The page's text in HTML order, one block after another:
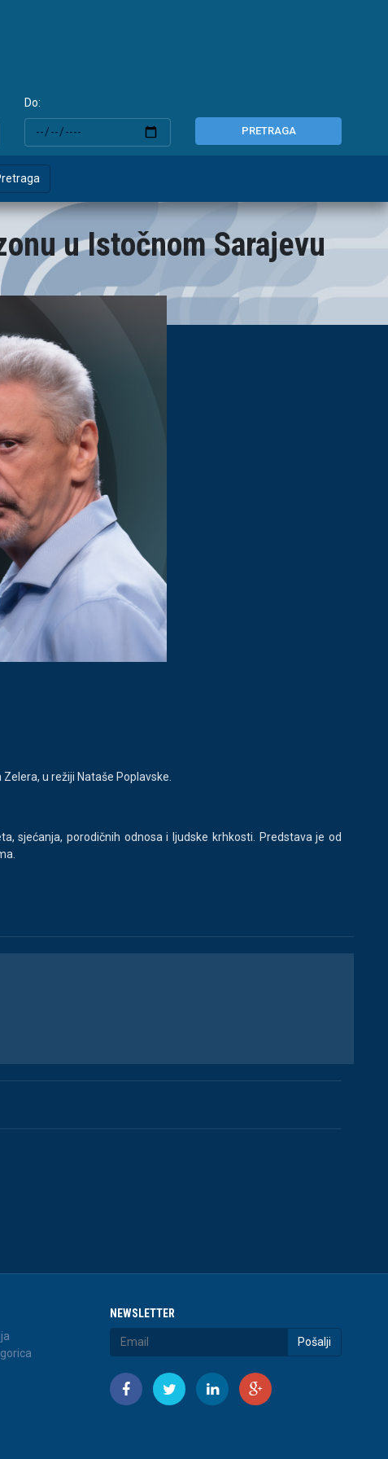
Do:
PRETRAGA
u Istočnom Sarajevu
u režiji Nataše Poplavske.
sjećanja, porodičnih odnosa i ljudske krhkosti. Predstava je od
NEWSLETTER
Pošalji